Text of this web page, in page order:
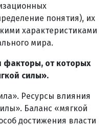
понятия), их
характеристиками
мира.
факторы, от которых
силы».
Ресурсы влияния
Баланс «мягкой
достижения власти